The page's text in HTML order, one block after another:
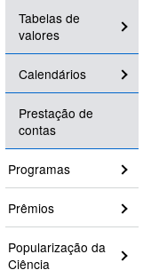
Tabelas de
valores
Calendários
Prestação de
contas
Programas
Prêmios
Popularização da
Ciência